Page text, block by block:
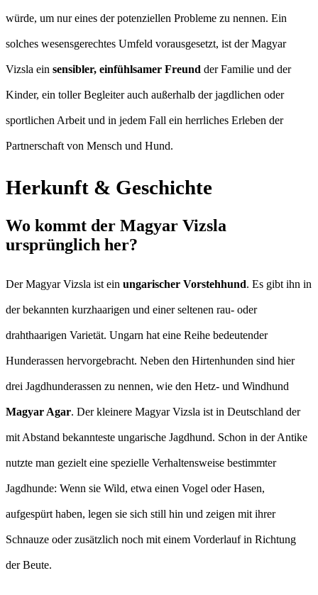
würde, um nur eines der potenziellen Probleme zu nennen. Ein
solches wesensgerechtes Umfeld vorausgesetzt, ist der Magyar
Vizsla ein sensibler, einfühlsamer Freund der Familie und der
Kinder, ein toller Begleiter auch außerhalb der jagdlichen oder
sportlichen Arbeit und in jedem Fall ein herrliches Erleben der
Partnerschaft von Mensch und Hund.
Herkunft & Geschichte
Wo kommt der Magyar Vizsla
ursprünglich her?
Der Magyar Vizsla ist ein ungarischer Vorstehhund. Es gibt ihn in
der bekannten kurzhaarigen und einer seltenen rau- oder
drahthaarigen Varietät. Ungarn hat eine Reihe bedeutender
Hunderassen hervorgebracht. Neben den Hirtenhunden sind hier
drei Jagdhunderassen zu nennen, wie den Hetz- und Windhund
Magyar Agar. Der kleinere Magyar Vizsla ist in Deutschland der
mit Abstand bekannteste ungarische Jagdhund. Schon in der Antike
nutzte man gezielt eine spezielle Verhaltensweise bestimmter
Jagdhunde: Wenn sie Wild, etwa einen Vogel oder Hasen,
aufgespürt haben, legen sie sich still hin und zeigen mit ihrer
Schnauze oder zusätzlich noch mit einem Vorderlauf in Richtung
der Beute.